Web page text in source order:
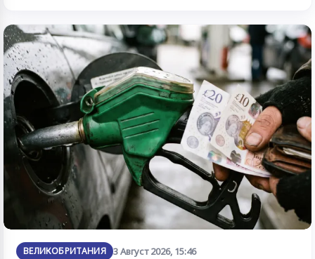
ВЕЛИКОБРИТАНИЯ 3 Август 2026, 15:46